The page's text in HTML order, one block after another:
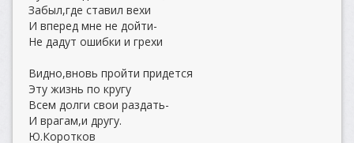
Забыл,где ставил вехи
И вперед мне не дойти-
Не дадут ошибки и грехи
Видно,вновь пройти придется
Эту жизнь по кругу
Всем долги свои раздать-
И врагам,и другу.
Ю.Коротков